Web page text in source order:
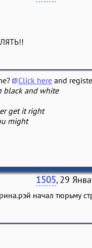
Click here and
black and white
get it right
might
1505, 29
начал тюрьму